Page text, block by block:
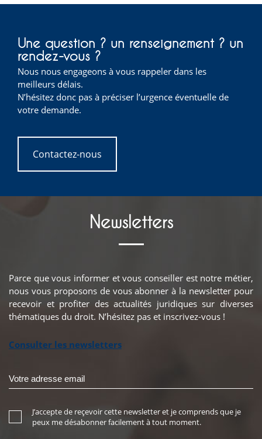
Une question ? un renseignement ? un
rendez-vous ?
Nous nous engageons à vous rappeler dans les
meilleurs délais.
N’hésitez donc pas à préciser l’urgence éventuelle de
votre demande.
Contactez-nous
Newsletters
Parce que vous informer et vous conseiller est notre métier,
nous vous proposons de vous abonner à la newsletter pour
recevoir et profiter des actualités juridiques sur diverses
thématiques du droit. N’hésitez pas et inscrivez-vous !
Consulter les newsletters
J’accepte de reçevoir cette newsletter et je comprends que je
peux me désabonner facilement à tout moment.